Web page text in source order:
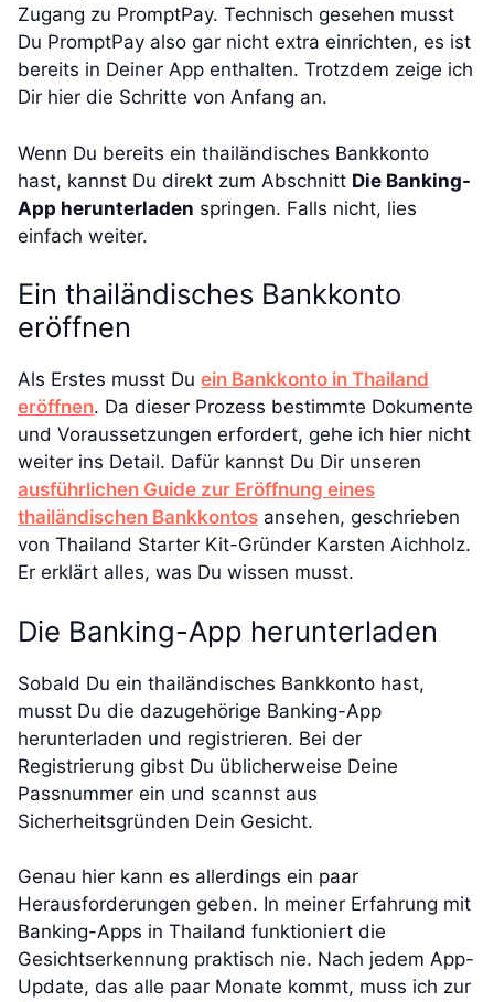
Zugang zu PromptPay. Technisch gesehen musst
Du PromptPay also gar nicht extra einrichten, es ist
bereits in Deiner App enthalten. Trotzdem zeige ich
Dir hier die Schritte von Anfang an.
Wenn Du bereits ein thailändisches Bankkonto
hast, kannst Du direkt zum Abschnitt Die Banking-
App herunterladen springen. Falls nicht, lies
einfach weiter.
Ein thailändisches Bankkonto
eröffnen
Als Erstes musst Du ein Bankkonto in Thailand
eröffnen. Da dieser Prozess bestimmte Dokumente
und Voraussetzungen erfordert, gehe ich hier nicht
weiter ins Detail. Dafür kannst Du Dir unseren
ausführlichen Guide zur Eröffnung eines
thailändischen Bankkontos ansehen, geschrieben
von Thailand Starter Kit-Gründer Karsten Aichholz.
Er erklärt alles, was Du wissen musst.
Die Banking-App herunterladen
Sobald Du ein thailändisches Bankkonto hast,
musst Du die dazugehörige Banking-App
herunterladen und registrieren. Bei der
Registrierung gibst Du üblicherweise Deine
Passnummer ein und scannst aus
Sicherheitsgründen Dein Gesicht.
Genau hier kann es allerdings ein paar
Herausforderungen geben. In meiner Erfahrung mit
Banking-Apps in Thailand funktioniert die
Gesichtserkennung praktisch nie. Nach jedem App-
Update, das alle paar Monate kommt, muss ich zur